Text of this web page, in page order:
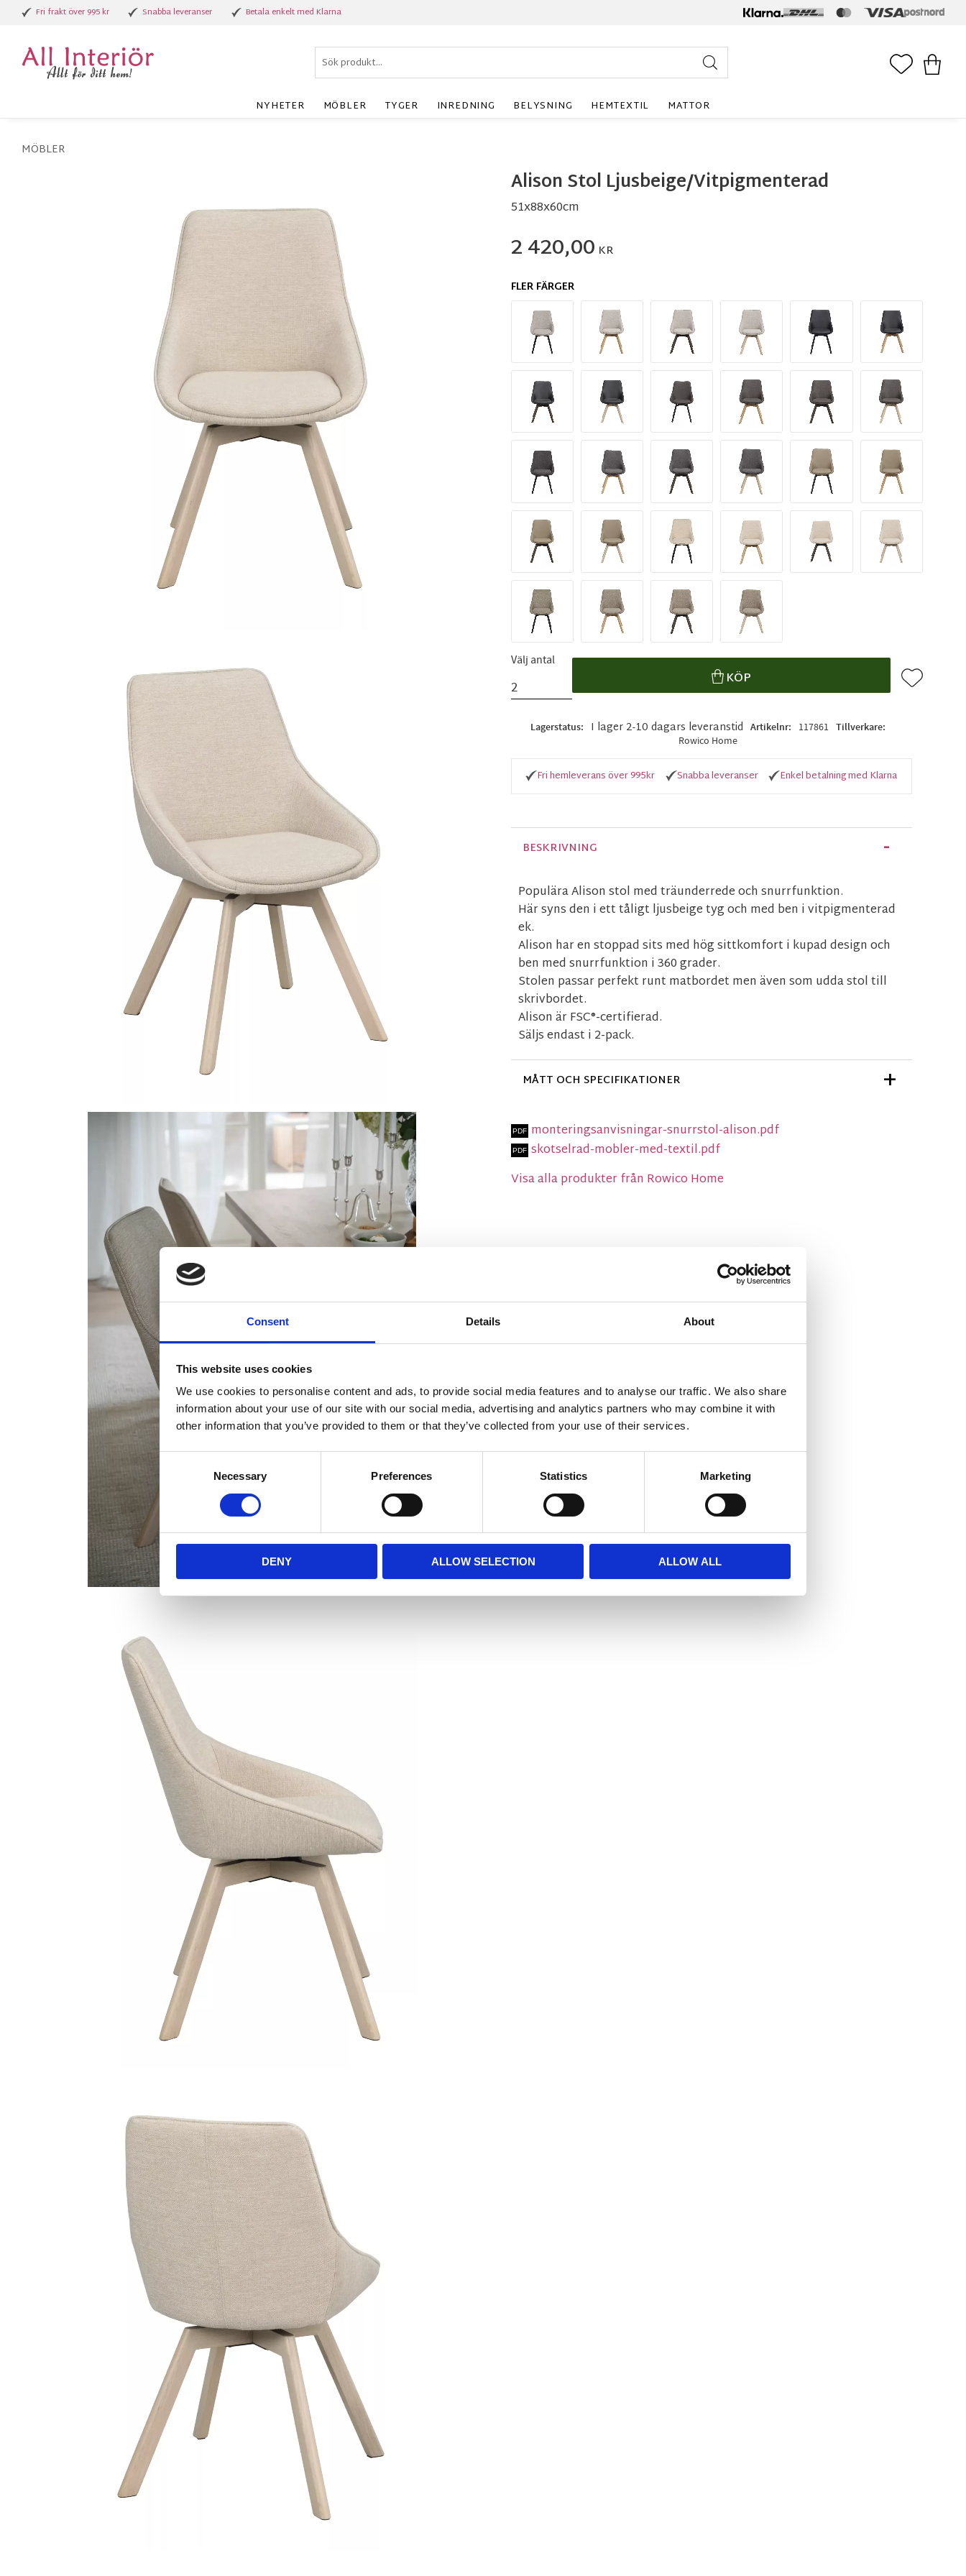
Consent Details About
This website uses cookies
We use cookies to personalise content and ads, to provide social media features and to analyse our traffic. We also share
information about your use of our site with our social media, advertising and analytics partners who may combine it with
other information that you’ve provided to them or that they’ve collected from your use of their services.
Necessary Preferences Statistics Marketing
DENY ALLOW SELECTION ALLOW ALL
Fri frakt över 995 kr Snabba leveranser Betala enkelt med Klarna
NYHETER MÖBLER TYGER INREDNING BELYSNING HEMTEXTIL MATTOR
MÖBLER
Alison Stol Ljusbeige/Vitpigmenterad
51x88x60cm
2 420,00 KR
FLER FÄRGER
Välj antal
KÖP Lägg till i
Lagerstatus I lager 2-10 dagars leveranstid Artikelnr 117861 Tillverkare
Rowico Home
Fri hemleverans över 995kr Snabba leveranser Enkel betalning med Klarna
BESKRIVNING
Populära Alison stol med träunderrede och snurrfunktion.
Här syns den i ett tåligt ljusbeige tyg och med ben i vitpigmenterad
ek.
Alison har en stoppad sits med hög sittkomfort i kupad design och
ben med snurrfunktion i 360 grader.
Stolen passar perfekt runt matbordet men även som udda stol till
skrivbordet.
Alison är FSC®-certifierad.
Säljs endast i 2-pack.
MÅTT OCH SPECIFIKATIONER
monteringsanvisningar-snurrstol-alison.pdf
skotselrad-mobler-med-textil.pdf
Visa alla produkter från Rowico Home